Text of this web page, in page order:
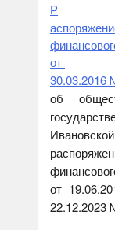
Р
от
30.03.2016
об
от
22.12.2023